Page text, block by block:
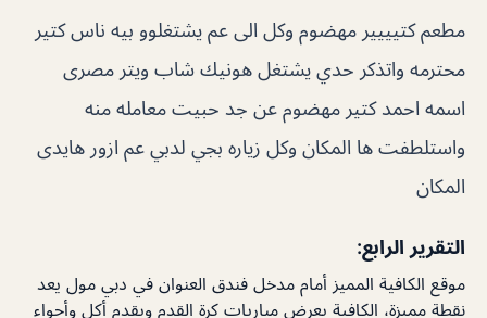
مطعم كتيييير مهضوم وكل الى عم يشتغلوو بيه ناس كتير
محترمه واتذكر حدي يشتغل هونيك شاب ويتر مصرى
اسمه احمد كتير مهضوم عن جد حبيت معامله منه
واستلطفت ها المكان وكل زياره بجي لدبي عم ازور هايدى
المكان
التقرير الرابع:
موقع الكافية المميز أمام مدخل فندق العنوان في دبي مول يعد
نقطة مميزة، الكافية يعرض مباريات كرة القدم ويقدم أكل وأجواء